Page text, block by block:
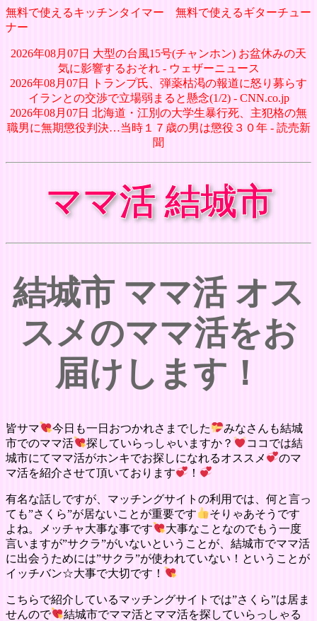
無料で使えるキッチンタイマー
無料で使えるギターチュー
ナー
2026年08月07日 大型の台風15号(チャンホン) お盆休みの天
気に影響するおそれ - ウェザーニュース
2026年08月07日 トランプ氏、弾薬枯渇の報道に怒り募らす
イランとの交渉で立場弱まると懸念(1/2) - CNN.co.jp
2026年08月07日 北海道・江別の大学生暴行死、主犯格の無
職男に無期懲役判決…当時１７歳の男は懲役３０年 - 読売新
聞
ママ活 結城市
結城市 ママ活 オス
スメのママ活をお
届けします！
皆サマ 今日も一日おつかれさまでした
みなさんも結城
市でのママ活
探していらっしゃいますか？
ココでは結
城市にてママ活がホンキでお探しになれるオススメ
のマ
マ活を紹介させて頂いております
！
有名な話しですが、マッチングサイトの利用では、何と言っ
ても”さくら”が居ないことが重要です
そりゃあそうです
よね。メッチャ大事な事です
大事なことなのでもう一度
言いますが”サクラ”がいないということが、結城市でママ活
に出会うためには”サクラ”が使われていない！ということが
イッチバン☆大事で大切です！
こちらで紹介しているマッチングサイトでは”さくら”は居ま
せんので
結城市でママ活とママ活を探していらっしゃる